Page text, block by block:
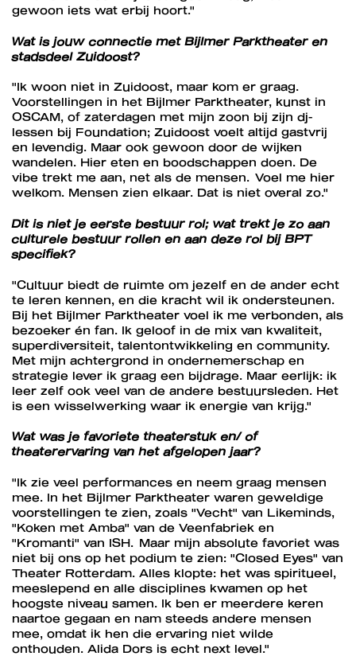
gewoon iets wat erbij hoort."
Wat is jouw connectie met Bijlmer Parktheater en
stadsdeel Zuidoost?
"Ik woon niet in Zuidoost, maar kom er graag.
Voorstellingen in het Bijlmer Parktheater, kunst in
OSCAM, of zaterdagen met mijn zoon bij zijn dj-
lessen bij Foundation; Zuidoost voelt altijd gastvrij
en levendig. Maar ook gewoon door de wijken
wandelen. Hier eten en boodschappen doen. De
vibe trekt me aan, net als de mensen. Voel me hier
welkom. Mensen zien elkaar. Dat is niet overal zo."
Dit is niet je eerste bestuur rol; wat trekt je zo aan
culturele bestuur rollen en aan deze rol bij BPT
specifiek?
"Cultuur biedt de ruimte om jezelf en de ander echt
te leren kennen, en die kracht wil ik ondersteunen.
Bij het Bijlmer Parktheater voel ik me verbonden, als
bezoeker én fan. Ik geloof in de mix van kwaliteit,
superdiversiteit, talentontwikkeling en community.
Met mijn achtergrond in ondernemerschap en
strategie lever ik graag een bijdrage. Maar eerlijk: ik
leer zelf ook veel van de andere bestuursleden. Het
is een wisselwerking waar ik energie van krijg."
Wat was je favoriete theaterstuk en/ of
theaterervaring van het afgelopen jaar?
"Ik zie veel performances en neem graag mensen
mee. In het Bijlmer Parktheater waren geweldige
voorstellingen te zien, zoals "Vecht" van Likeminds,
"Koken met Amba" van de Veenfabriek en
"Kromanti" van ISH. Maar mijn absolute favoriet was
niet bij ons op het podium te zien: "Closed Eyes" van
Theater Rotterdam. Alles klopte: het was spiritueel,
meeslepend en alle disciplines kwamen op het
hoogste niveau samen. Ik ben er meerdere keren
naartoe gegaan en nam steeds andere mensen
mee, omdat ik hen die ervaring niet wilde
onthouden. Alida Dors is echt next level."